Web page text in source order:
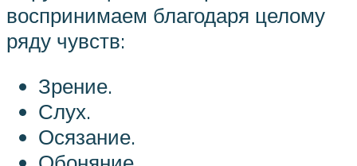
воспринимаем благодаря целому
ряду чувств:
Зрение.
Слух.
Осязание.